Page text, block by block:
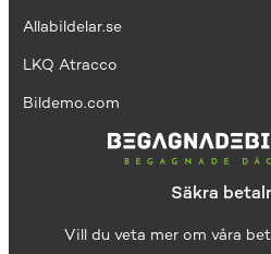
Allabildelar.se
LKQ Atracco
Bildemo.com
Säkra
Vill du veta mer om våra